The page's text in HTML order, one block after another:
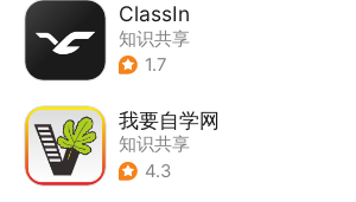
ClassIn
知识共享
1.7
我要自学网
知识共享
4.3